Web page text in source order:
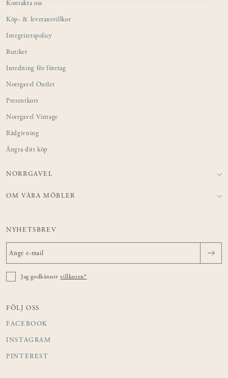
Kontakta oss
Köp- & leveransvillkor
Integritetspolicy
Butiker
Inredning för företag
Norrgavel Outlet
Presentkort
Norrgavel Vintage
Rådgivning
Ångra ditt köp
NORRGAVEL
OM VÅRA MÖBLER
NYHETSBREV
Jag godkännervillkoren*
FÖLJ OSS
FACEBOOK
INSTAGRAM
PINTEREST